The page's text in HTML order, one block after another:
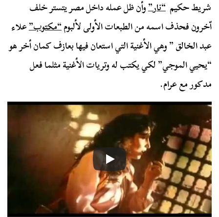
شريط حكيم“نار”وأن ظل عمله داخل مصر يتستر خلف
اّخرون فحذف اسمه من الطبعات الأولى لألبوم“مكتوب”علاء
عبد الخالق ” وهي الأغنية التي استعان فيها بعازف كمان أخر هو
“يحيي الموجي” لكي يكتب له وتريات الأغنية مثلما فعل
مدكور مع عرام.